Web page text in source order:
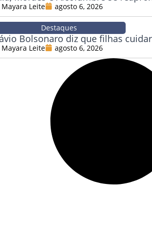
Mayara Leite agosto 6, 2026
Destaques
Bolsonaro diz que filhas
Mayara Leite agosto 6, 2026